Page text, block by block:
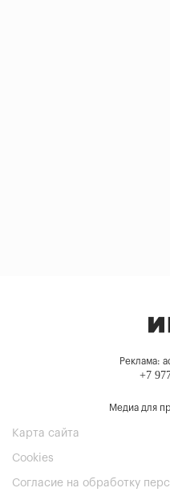
Реклама:
+7
Медиа для
Карта сайта
Cookies
Согласие на обработку